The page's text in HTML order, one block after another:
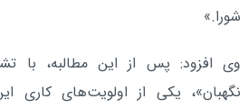
شورا.»
وی افزود: پس از این مطالبه، با
نگهبان»، یکی از اولویت‌های کاری